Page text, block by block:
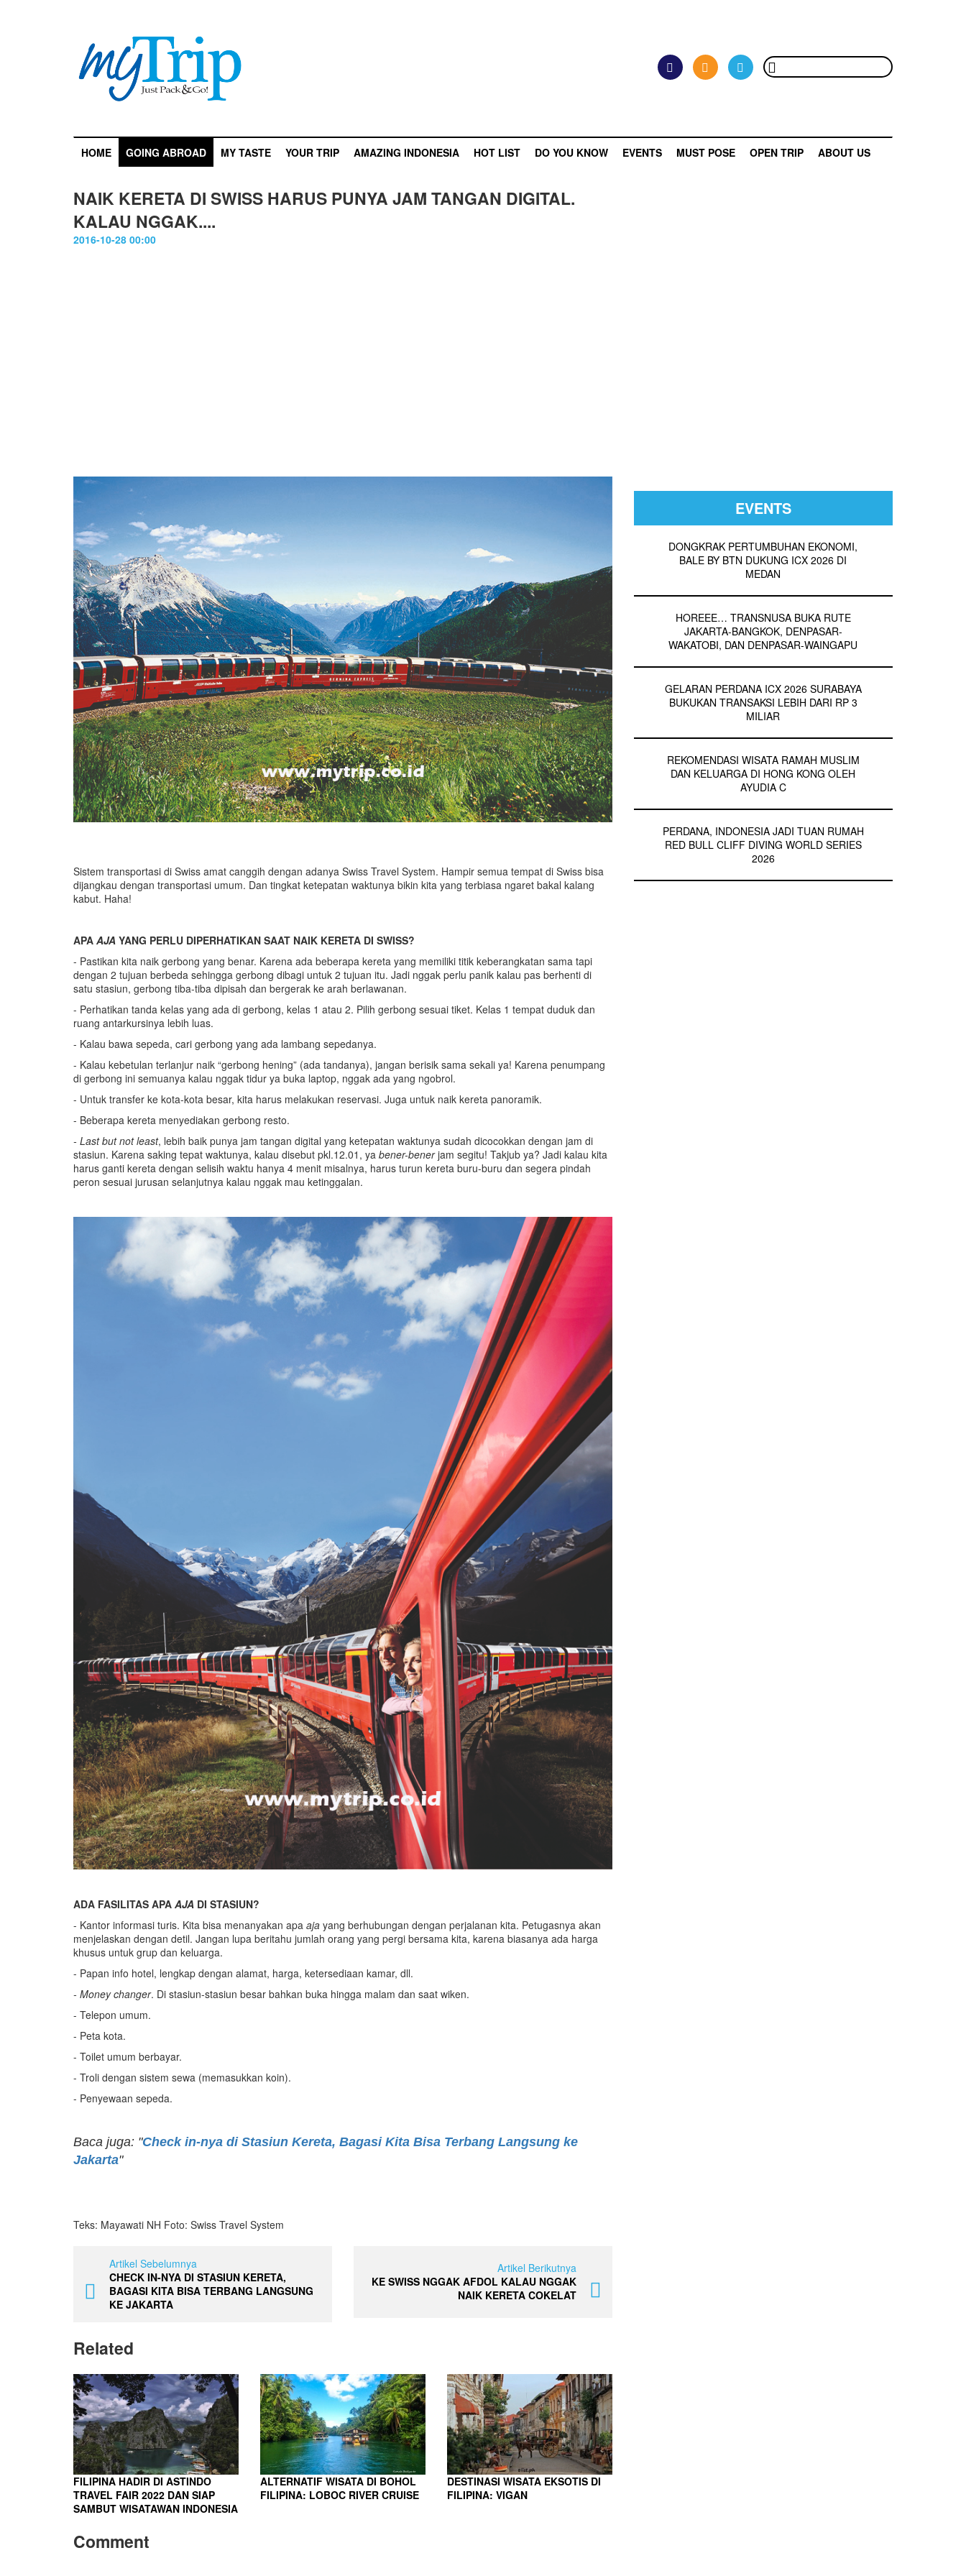
HOME GOING ABROAD MY TASTE YOUR TRIP AMAZING INDONESIA HOT LIST DO YOU KNOW EVENTS MUST POSE OPEN TRIP ABOUT US
NAIK KERETA DI SWISS HARUS PUNYA JAM TANGAN DIGITAL.
KALAU NGGAK....
2016-10-28 00:00
Sistem transportasi di Swiss amat canggih dengan adanya Swiss Travel System. Hampir semua tempat di Swiss bisa
dijangkau dengan transportasi umum. Dan tingkat ketepatan waktunya bikin kita yang terbiasa ngaret bakal kalang
kabut. Haha!
APA AJA YANG PERLU DIPERHATIKAN SAAT NAIK KERETA DI SWISS?
- Pastikan kita naik gerbong yang benar. Karena ada beberapa kereta yang memiliki titik keberangkatan sama tapi
dengan 2 tujuan berbeda sehingga gerbong dibagi untuk 2 tujuan itu. Jadi nggak perlu panik kalau pas berhenti di
satu stasiun, gerbong tiba-tiba dipisah dan bergerak ke arah berlawanan.
- Perhatikan tanda kelas yang ada di gerbong, kelas 1 atau 2. Pilih gerbong sesuai tiket. Kelas 1 tempat duduk dan
ruang antarkursinya lebih luas.
- Kalau bawa sepeda, cari gerbong yang ada lambang sepedanya.
- Kalau kebetulan terlanjur naik “gerbong hening” (ada tandanya), jangan berisik sama sekali ya! Karena penumpang
di gerbong ini semuanya kalau nggak tidur ya buka laptop, nggak ada yang ngobrol.
- Untuk transfer ke kota-kota besar, kita harus melakukan reservasi. Juga untuk naik kereta panoramik.
- Beberapa kereta menyediakan gerbong resto.
- Last but not least, lebih baik punya jam tangan digital yang ketepatan waktunya sudah dicocokkan dengan jam di
stasiun. Karena saking tepat waktunya, kalau disebut pkl.12.01, ya bener-benerjam segitu! Takjub ya? Jadi kalau kita
harus ganti kereta dengan selisih waktu hanya 4 menit misalnya, harus turun kereta buru-buru dan segera pindah
peron sesuai jurusan selanjutnya kalau nggak mau ketinggalan.
ADA FASILITAS APA AJA DI STASIUN?
- Kantor informasi turis. Kita bisa menanyakan apa aja yang berhubungan dengan perjalanan kita. Petugasnya akan
menjelaskan dengan detil. Jangan lupa beritahu jumlah orang yang pergi bersama kita, karena biasanya ada harga
khusus untuk grup dan keluarga.
- Papan info hotel, lengkap dengan alamat, harga, ketersediaan kamar, dll.
- Money changer. Di stasiun-stasiun besar bahkan buka hingga malam dan saat wiken.
- Telepon umum.
- Peta kota.
- Toilet umum berbayar.
- Troli dengan sistem sewa (memasukkan koin).
- Penyewaan sepeda.
Baca juga: "Check in-nya di Stasiun Kereta, Bagasi Kita Bisa Terbang Langsung ke
Jakarta"
Teks: Mayawati NH Foto: Swiss Travel System
Artikel Sebelumnya
CHECK IN-NYA DI STASIUN KERETA,
BAGASI KITA BISA TERBANG LANGSUNG
KE JAKARTA
Artikel Berikutnya
KE SWISS NGGAK AFDOL KALAU NGGAK
NAIK KERETA COKELAT
Related
FILIPINA HADIR DI ASTINDO
TRAVEL FAIR 2022 DAN SIAP
SAMBUT WISATAWAN INDONESIA
ALTERNATIF WISATA DI BOHOL
FILIPINA: LOBOC RIVER CRUISE
DESTINASI WISATA EKSOTIS DI
FILIPINA: VIGAN
Comment
EVENTS
DONGKRAK PERTUMBUHAN EKONOMI,
BALE BY BTN DUKUNG ICX 2026 DI
MEDAN
HOREEE… TRANSNUSA BUKA RUTE
JAKARTA-BANGKOK, DENPASAR-
WAKATOBI, DAN DENPASAR-WAINGAPU
GELARAN PERDANA ICX 2026 SURABAYA
BUKUKAN TRANSAKSI LEBIH DARI RP 3
MILIAR
REKOMENDASI WISATA RAMAH MUSLIM
DAN KELUARGA DI HONG KONG OLEH
AYUDIA C
PERDANA, INDONESIA JADI TUAN RUMAH
RED BULL CLIFF DIVING WORLD SERIES
2026